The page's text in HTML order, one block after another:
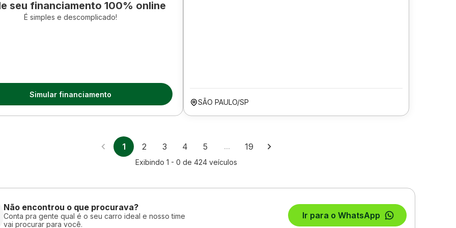
seu financiamento 100% online
É simples e descomplicado!
Simular financiamento
SÃO PAULO/SP
1 2 3 4 5 … 19
Exibindo 1 - 0 de 424 veículos
Não encontrou o que procurava?
Conta pra gente qual é o seu carro ideal e nosso time
vai procurar para você.
Ir para o WhatsApp